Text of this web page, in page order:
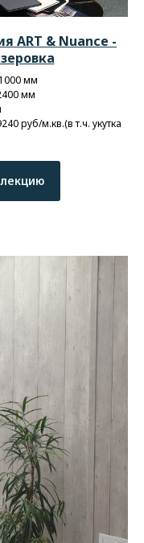
ART & Nuance -
мм
мм
руб/м.кв.(в т.ч. укутка